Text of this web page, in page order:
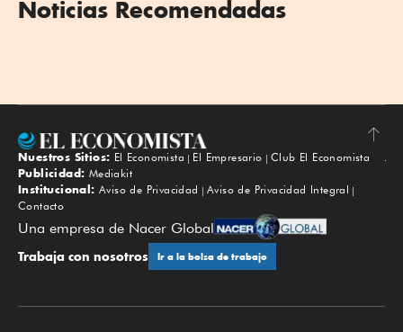
Noticias Recomendadas
Subir
Nuestros Sitios: El Economista El Empresario
Club El Economista
Publicidad: Mediakit
Institucional: Aviso de Privacidad
Aviso de Privacidad Integral
Contacto
Una empresa de Nacer Global
Trabaja con nosotros Ir a la bolsa de trabajo